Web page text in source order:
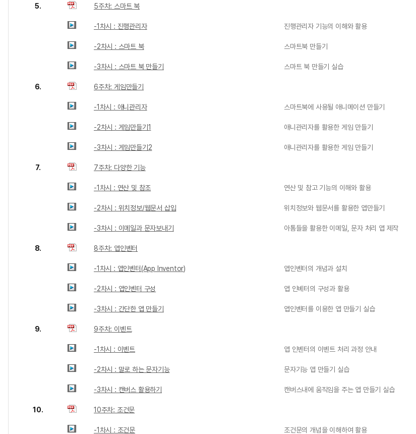
5. 5주차: 스마트 북
-1차시 : 진행관리자 진행관리자 기능의 이해와 활용
-2차시 : 스마트 북 스마트북 만들기
-3차시 : 스마트 북 만들기 스마트 북 만들기 실습
6. 6주차: 게임만들기
-1차시 : 애니관리자 스마트북에 사용될 애니메이션 만들기
-2차시 : 게임만들기1 애니관리자를 활용한 게임 만들기
-3차시 : 게임만들기2 애니관리자를 활용한 게임 만들기
7. 7주차: 다양한 기능
-1차시 : 연산 및 참조 연산 및 참고 기능의 이해와 활용
-2차시 : 위치정보/웹문서 삽입 위치정보와 웹문서를 활용한 앱만들기
-3차시 : 이메일과 문자보내기 아톰들을 활용한 이메일, 문자 처리 앱 제작
8. 8주차: 앱인벤터
-1차시 : 앱인벤터(App Inventor) 앱인벤터의 개념과 설치
-2차시 : 앱인벤터 구성 앱 인베터의 구성과 활용
-3차시 : 간단한 앱 만들기 앱인벤터를 이용한 앱 만들기 실습
9. 9주차: 이벤트
-1차시 : 이벤트 앱 인벤터의 이벤트 처리 과정 안내
-2차시 : 말로 하는 문자기능 문자기능 앱 만들기 실습
-3차시 : 캔버스 활용하기 캔버스내에 움직임을 주는 앱 만들기 실습
10. 10주차: 조건문
-1차시 : 조건문 조건문의 개념을 이해하여 활용